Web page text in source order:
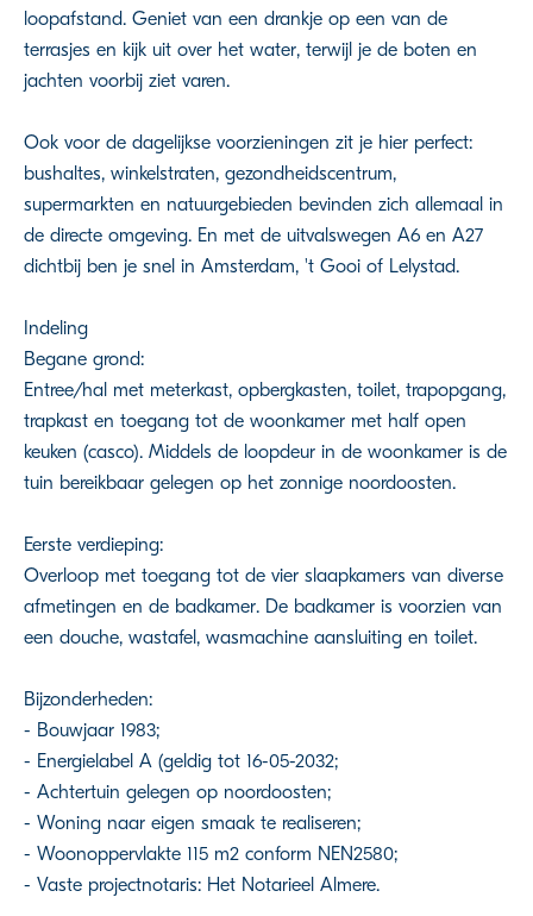
loopafstand. Geniet van een drankje op een van de
terrasjes en kijk uit over het water, terwijl je de boten en
jachten voorbij ziet varen.
Ook voor de dagelijkse voorzieningen zit je hier perfect:
bushaltes, winkelstraten, gezondheidscentrum,
supermarkten en natuurgebieden bevinden zich allemaal in
de directe omgeving. En met de uitvalswegen A6 en A27
dichtbij ben je snel in Amsterdam, 't Gooi of Lelystad.
Indeling
Begane grond:
Entree/hal met meterkast, opbergkasten, toilet, trapopgang,
trapkast en toegang tot de woonkamer met half open
keuken (casco). Middels de loopdeur in de woonkamer is de
tuin bereikbaar gelegen op het zonnige noordoosten.
Eerste verdieping:
Overloop met toegang tot de vier slaapkamers van diverse
afmetingen en de badkamer. De badkamer is voorzien van
een douche, wastafel, wasmachine aansluiting en toilet.
Bijzonderheden:
- Bouwjaar 1983;
- Energielabel A (geldig tot 16-05-2032;
- Achtertuin gelegen op noordoosten;
- Woning naar eigen smaak te realiseren;
- Woonoppervlakte 115 m2 conform NEN2580;
- Vaste projectnotaris: Het Notarieel Almere.